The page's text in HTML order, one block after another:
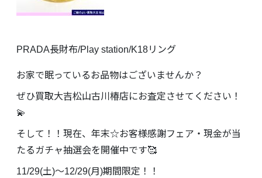
PRADA長財布/Play station/K18リング
お家で眠っているお品物はございませんか？
ぜひ買取大吉松山古川椿店にお査定させてください！
💫
そして！！現在、年末☆お客様感謝フェア・現金が当
たるガチャ抽選会を開催中です🥰
11/29(土)～12/29(月)期間限定！！